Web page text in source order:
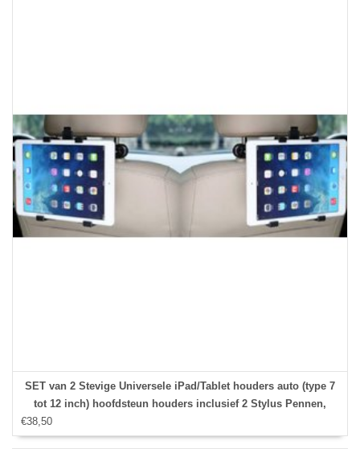
SET van 2 Stevige Universele iPad/Tablet houders auto (type 7
tot 12 inch) hoofdsteun houders inclusief 2 Stylus Pennen,
€38,50